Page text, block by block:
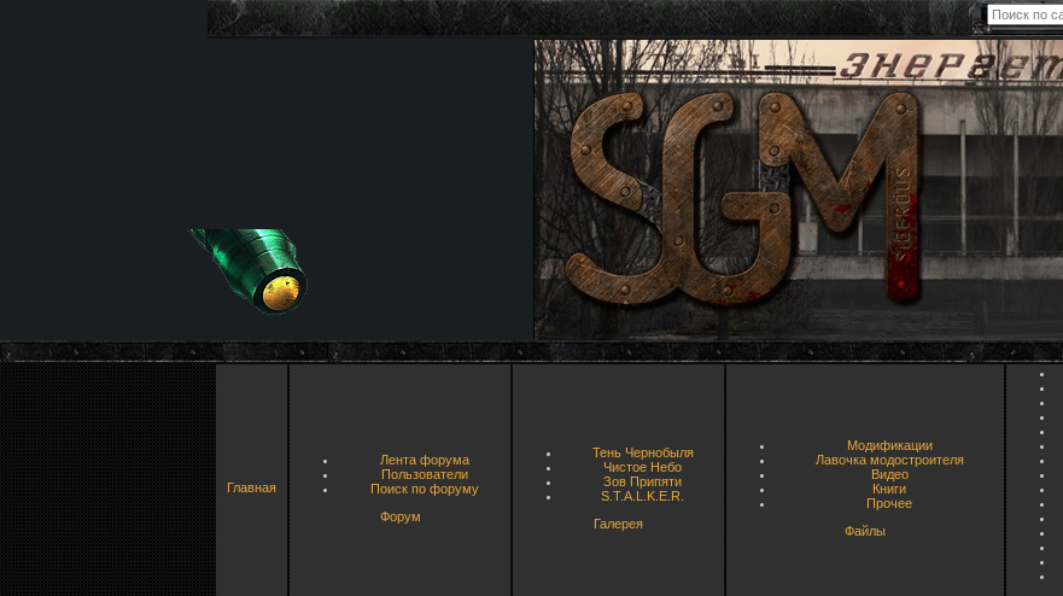
Главная
Лента форума
Пользователи
Поиск по форуму
Форум
Тень Чернобыля
Чистое Небо
Зов Припяти
S.T.A.L.K.E.R.
Галерея
Модификации
Лавочка модостроителя
Видео
Книги
Прочее
Файлы